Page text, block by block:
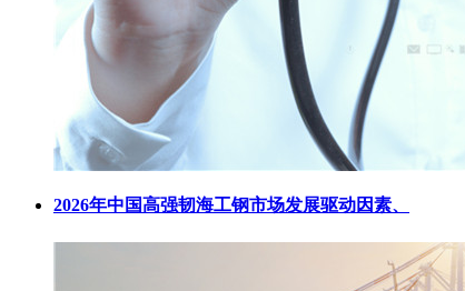
2026年中国高强韧海工钢市场发展驱动因素、